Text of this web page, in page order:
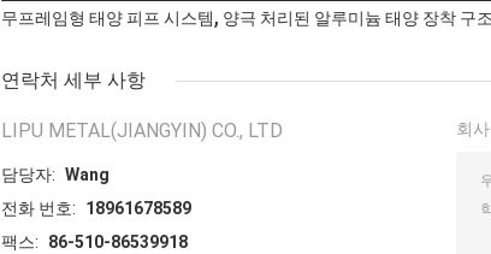
무프레임형 태양 피프 시스템, 양극 처리된 알루미늄 태양 장착 구조
연락처 세부 사항
LIPU METAL(JIANGYIN) CO., LTD
담당자: Wang
전화 번호:
18961678589
팩스:
86-510-86539918
회